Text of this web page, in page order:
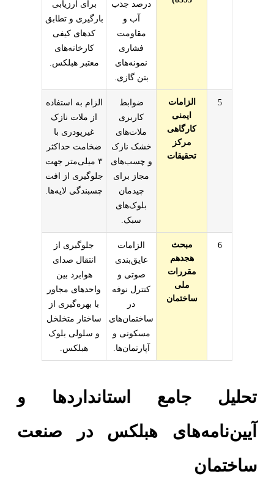
درصد جذب
آب و
مقاومت
فشاری
نمونه‌های
بتن گازی.
برای ارزیابی
بارگیری و تطابق
کدهای کیفی
کارخانه‌های
معتبر هبلکس.
5
الزامات
ایمنی
کارگاهی
مرکز
تحقیقات
ضوابط
کاربری
ملات‌های
خشک نازک
و چسب‌های
مجاز برای
چیدمان
بلوک‌های
سبک.
الزام به استفاده
از ملات نازک
غیرپودری با
ضخامت حداکثر
۳ میلی‌متر جهت
جلوگیری از افت
چسبندگی لایه‌ها.
6
مبحث
هجدهم
مقررات
ملی
ساختمان
الزامات
عایق‌بندی
صوتی و
کنترل نوفه
در
ساختمان‌های
مسکونی و
آپارتمان‌ها.
جلوگیری از
انتقال صدای
هوابرد بین
واحدهای مجاور
با بهره‌گیری از
ساختار متخلخل
و سلولی بلوک
هبلکس.
تحلیل جامع استانداردها و
آیین‌نامه‌های هبلکس در صنعت
ساختمان